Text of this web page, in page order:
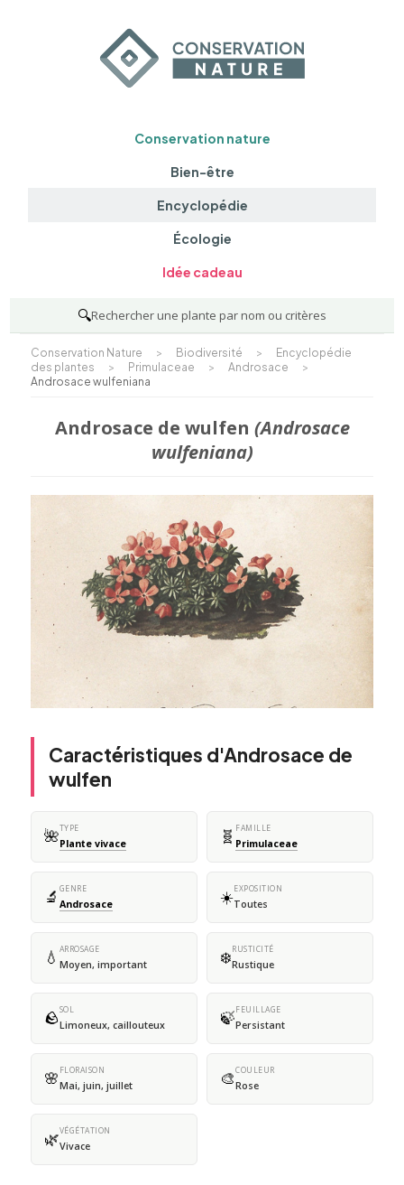
Conservation nature
Bien-être
Encyclopédie
Écologie
Idée cadeau
🔍Rechercher une plante par nom ou critères
Conservation Nature > Biodiversité >
Encyclopédie
des plantes
> Primulaceae > Androsace
>
Androsace wulfeniana
Androsace de wulfen (Androsace
wulfeniana)
Caractéristiques d'Androsace de
wulfen
🌺TYPE
Plante vivace 🧬 FAMILLE
Primulaceae
🔬 GENRE
Androsace ☀️EXPOSITION
Toutes
💧 ARROSAGE
Moyen, important ❄️RUSTICITÉ
Rustique
🪨SOL
Limoneux, caillouteux 🍃FEUILLAGE
Persistant
🌸 FLORAISON
Mai, juin, juillet 🎨COULEUR
Rose
🌿VÉGÉTATION
Vivace